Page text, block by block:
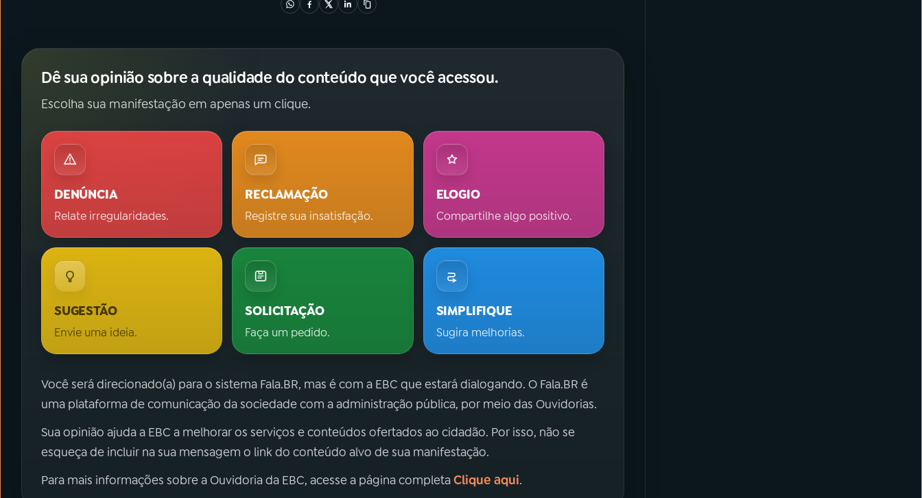
Dê sua opinião sobre a qualidade do conteúdo que você acessou.
Escolha sua manifestação em apenas um clique.
DENÚNCIA
Relate irregularidades.
RECLAMAÇÃO
Registre sua insatisfação.
ELOGIO
Compartilhe algo positivo.
SUGESTÃO
Envie uma ideia.
SOLICITAÇÃO
Faça um pedido.
SIMPLIFIQUE
Sugira melhorias.
Você será direcionado(a) para o sistema Fala.BR, mas é com a EBC que estará dialogando. O Fala.BR é
uma plataforma de comunicação da sociedade com a administração pública, por meio das Ouvidorias.
Sua opinião ajuda a EBC a melhorar os serviços e conteúdos ofertados ao cidadão. Por isso, não se
esqueça de incluir na sua mensagem o link do conteúdo alvo de sua manifestação.
Para mais informações sobre a Ouvidoria da EBC, acesse a página completaClique aqui.